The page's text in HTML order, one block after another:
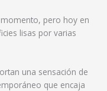
pero hoy en
lisas por varias
una sensación de
que encaja